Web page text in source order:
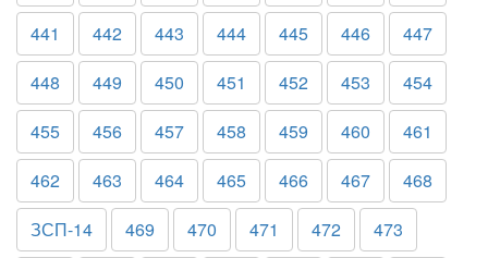
441 442 443 444 445 446
447
448
449 450 451 452 453
454
455
456 457 458 459 460
461
462
463 464 465 466 467
468
ЗСП-14
469 470 471 472
473